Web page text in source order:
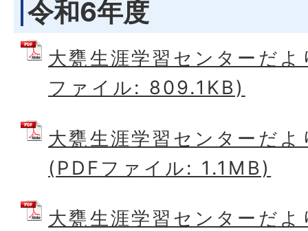
令和6年度
大甕生涯学習センターだ
ファイル: 809.1KB)
大甕生涯学習センターだよ
(PDFファイル: 1.1MB)
大甕生涯学習センターだ